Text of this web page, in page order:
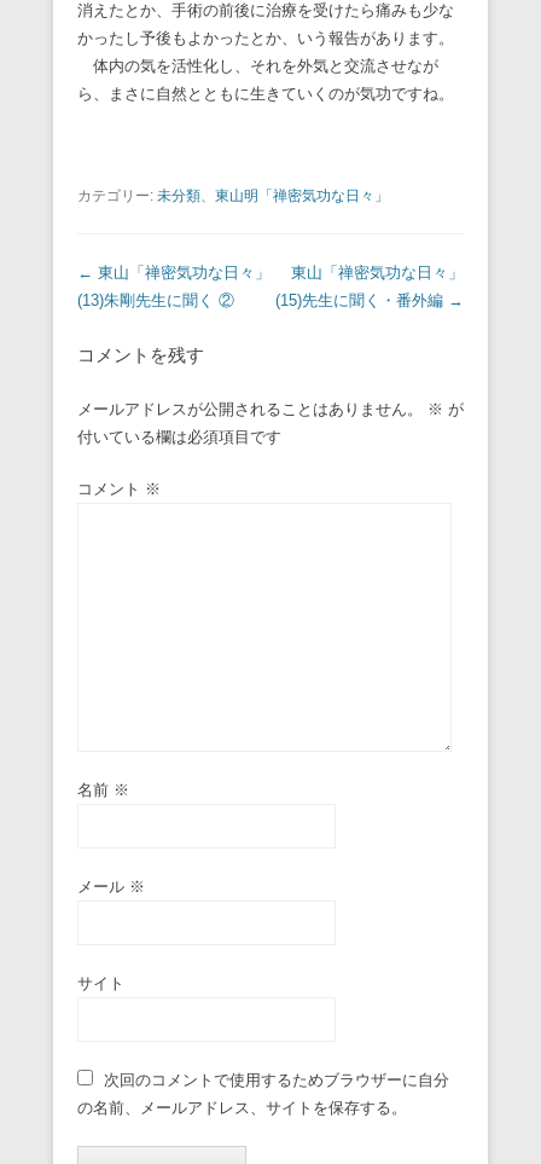
消えたとか、手術の前後に治療を受けたら痛みも少な
かったし予後もよかったとか、いう報告があります。
体内の気を活性化し、それを外気と交流させなが
ら、まさに自然とともに生きていくのが気功ですね。
カテゴリー: 未分類、 東山明「禅密気功な日々」
投稿ナビゲーション
← 東山「禅密気功な日々」
(13)朱剛先生に聞く ②
東山「禅密気功な日々」
(15)先生に聞く・番外編 →
コメントを残す
メールアドレスが公開されることはありません。 ※ が
付いている欄は必須項目です
コメント ※
名前 ※
メール ※
サイト
次回のコメントで使用するためブラウザーに自分
の名前、メールアドレス、サイトを保存する。